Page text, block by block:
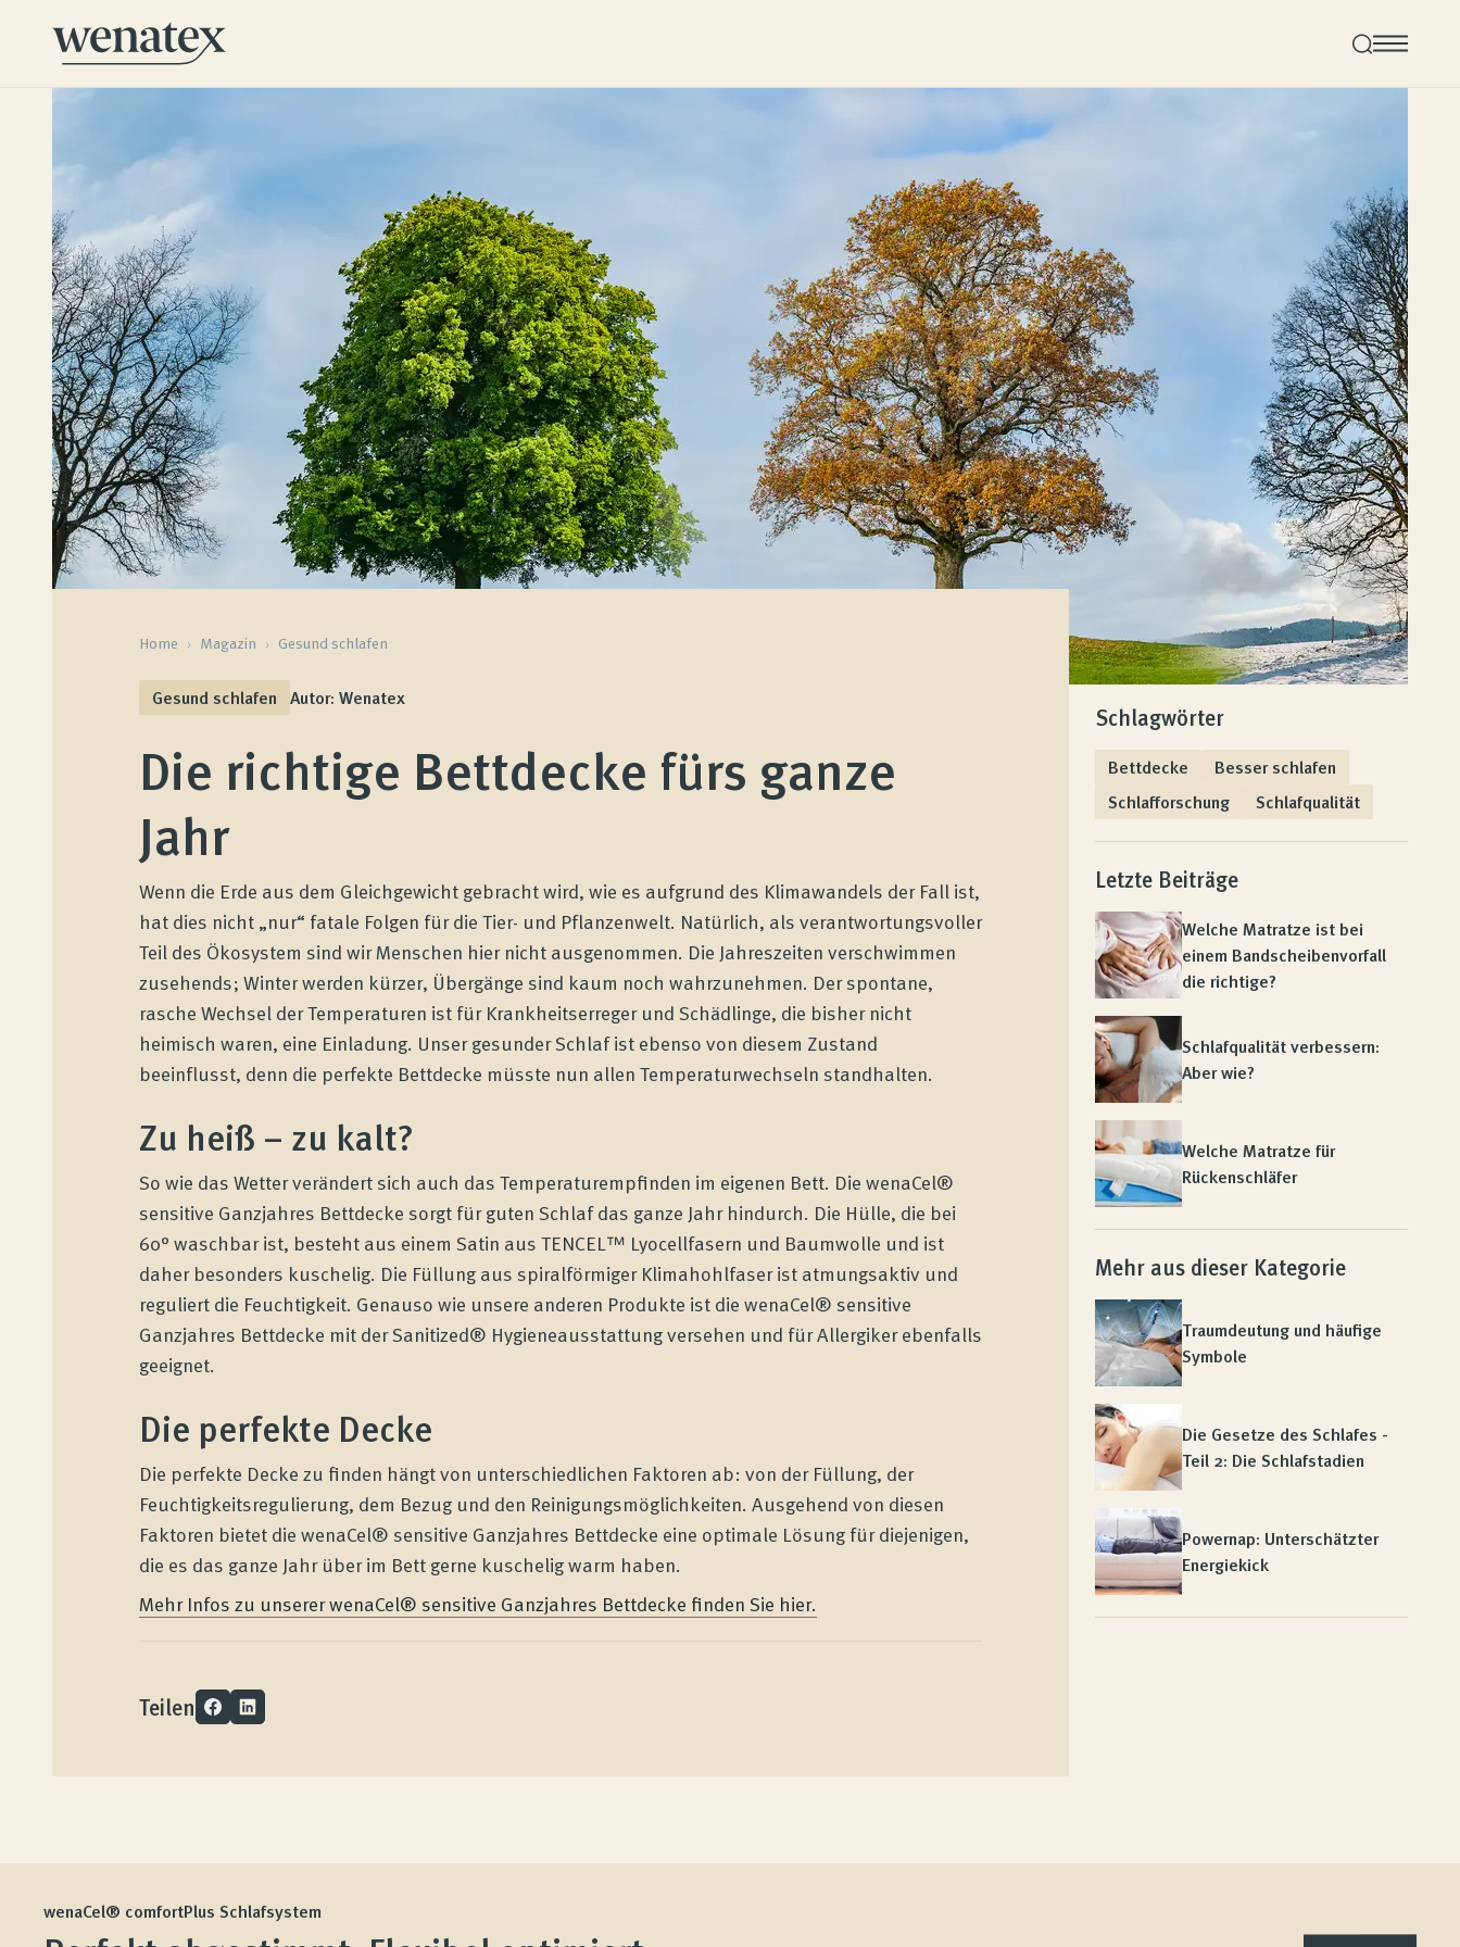
Wenatex Schlafberatung
Qualität und Garantie
Kundenbewertungen
Kontakt
Home › Magazin › Gesund schlafen
Gesund schlafen Autor: Wenatex
Die richtige Bettdecke fürs ganze
Jahr
Wenn die Erde aus dem Gleichgewicht gebracht wird, wie es aufgrund des Klimawandels der Fall ist,
hat dies nicht „nur“ fatale Folgen für die Tier- und Pflanzenwelt. Natürlich, als verantwortungsvoller
Teil des Ökosystem sind wir Menschen hier nicht ausgenommen. Die Jahreszeiten verschwimmen
zusehends; Winter werden kürzer, Übergänge sind kaum noch wahrzunehmen. Der spontane,
rasche Wechsel der Temperaturen ist für Krankheitserreger und Schädlinge, die bisher nicht
heimisch waren, eine Einladung. Unser gesunder Schlaf ist ebenso von diesem Zustand
beeinflusst, denn die perfekte Bettdecke müsste nun allen Temperaturwechseln standhalten.
Zu heiß – zu kalt?
So wie das Wetter verändert sich auch das Temperaturempfinden im eigenen Bett. Die wenaCel®
sensitive Ganzjahres Bettdecke sorgt für guten Schlaf das ganze Jahr hindurch. Die Hülle, die bei
60° waschbar ist, besteht aus einem Satin aus TENCEL™ Lyocellfasern und Baumwolle und ist
daher besonders kuschelig. Die Füllung aus spiralförmiger Klimahohlfaser ist atmungsaktiv und
reguliert die Feuchtigkeit. Genauso wie unsere anderen Produkte ist die wenaCel® sensitive
Ganzjahres Bettdecke mit der Sanitized® Hygieneausstattung versehen und für Allergiker ebenfalls
geeignet.
Die perfekte Decke
Die perfekte Decke zu finden hängt von unterschiedlichen Faktoren ab: von der Füllung, der
Feuchtigkeitsregulierung, dem Bezug und den Reinigungsmöglichkeiten. Ausgehend von diesen
Faktoren bietet die wenaCel® sensitive Ganzjahres Bettdecke eine optimale Lösung für diejenigen,
die es das ganze Jahr über im Bett gerne kuschelig warm haben.
Mehr Infos zu unserer wenaCel® sensitive Ganzjahres Bettdecke finden Sie hier.
Teilen
Schlagwörter
Bettdecke
Besser schlafen
Schlafforschung
Schlafqualität
Letzte Beiträge
Welche Matratze ist bei
einem Bandscheibenvorfall
die richtige?
Schlafqualität verbessern:
Aber wie?
Welche Matratze für
Rückenschläfer
Mehr aus dieser Kategorie
Traumdeutung und häufige
Symbole
Die Gesetze des Schlafes -
Teil 2: Die Schlafstadien
Powernap: Unterschätzter
Energiekick
wenaCel® comfortPlus Schlafsystem